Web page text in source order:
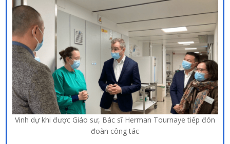
Vinh dự khi được Giáo sư, Bác sĩ Herman Tournaye tiếp đón
đoàn công tác